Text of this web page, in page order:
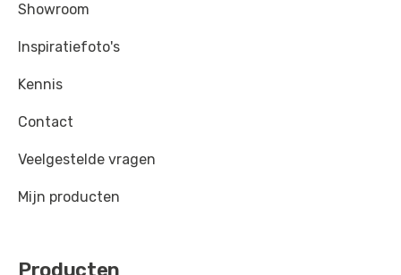
Showroom
Inspiratiefoto's
Kennis
Contact
Veelgestelde vragen
Mijn producten
Producten